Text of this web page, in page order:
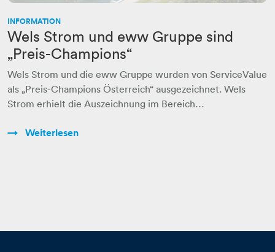
INFORMATION
Wels Strom und eww Gruppe sind
„Preis-Champions“
Wels Strom und die eww Gruppe wurden von ServiceValue
als „Preis-Champions Österreich“ ausgezeichnet. Wels
Strom erhielt die Auszeichnung im Bereich…
Weiterlesen